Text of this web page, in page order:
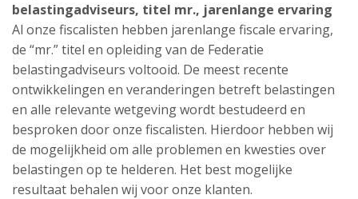
belastingadviseurs, titel mr., jarenlange ervaring
Al onze fiscalisten hebben jarenlange fiscale ervaring,
de “mr.” titel en opleiding van de Federatie
belastingadviseurs voltooid. De meest recente
ontwikkelingen en veranderingen betreft belastingen
en alle relevante wetgeving wordt bestudeerd en
besproken door onze fiscalisten. Hierdoor hebben wij
de mogelijkheid om alle problemen en kwesties over
belastingen op te helderen. Het best mogelijke
resultaat behalen wij voor onze klanten.